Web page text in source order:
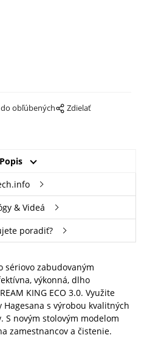
obľúbených Zdielať
Popis
& Videá
poradiť?
sériovo zabudovaným
výkonná, dlho
KING ECO 3.0. Využite
s výrobou kvalitných
S novým stolovým modelom
zamestnancov a čistenie.